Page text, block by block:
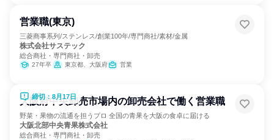
営業職(東京)
三菱商事系列/ステンレス/創業100年/専門商社/素材/金属
株式会社サステック
総合商社・専門商社・卸売
27年卒 東京都、大阪府 営業
締切：8月17日
大阪府中央卸売市場内の卸売会社で働く営業職
野菜・果物の流通を担うプロ 全国の青果を大阪の食卓に届ける
大阪北部中央青果株式会社
総合商社・専門商社・卸売